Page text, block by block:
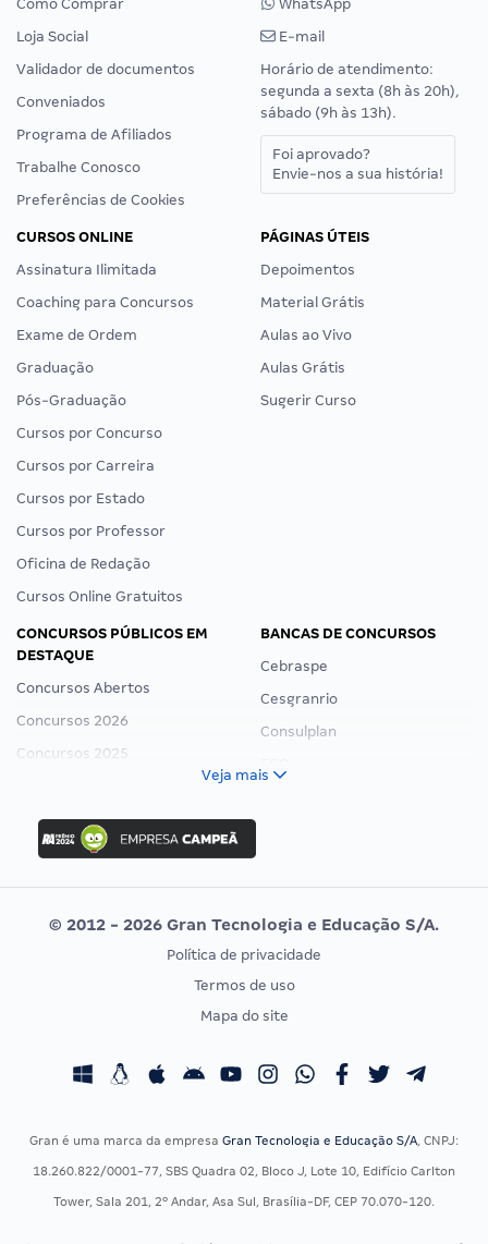
Como Comprar
Loja Social
Validador de documentos
Conveniados
Programa de Afiliados
Trabalhe Conosco
Preferências de Cookies
WhatsApp
E-mail
Horário de atendimento:
segunda a sexta (8h às 20h),
sábado (9h às 13h).
Foi aprovado?
Envie-nos a sua história!
CURSOS ONLINE
Assinatura Ilimitada
Coaching para Concursos
Exame de Ordem
Graduação
Pós-Graduação
Cursos por Concurso
Cursos por Carreira
Cursos por Estado
Cursos por Professor
Oficina de Redação
Cursos Online Gratuitos
PÁGINAS ÚTEIS
Depoimentos
Material Grátis
Aulas ao Vivo
Aulas Grátis
Sugerir Curso
CONCURSOS PÚBLICOS EM
DESTAQUE
Concursos Abertos
Concursos 2026
Concursos 2025
Concurso Ibama
Concurso MPU
Editais publicados
BANCAS DE CONCURSOS
Cebraspe
Cesgranrio
Consulplan
Vunesp
CONCURSOS POR PROFISSÃO
Concursos Fiscais
Concursos Saúde
EXAME DE ORDEM
Calendário OAB
Veja mais
© 2012 - 2026 Gran Tecnologia e Educação S/A.
Política de privacidade
Termos de uso
Mapa do site
Gran é uma marca da empresa Gran Tecnologia e Educação S/A, CNPJ:
18.260.822/0001-77, SBS Quadra 02, Bloco J, Lote 10, Edifício Carlton
Tower, Sala 201, 2º Andar, Asa Sul, Brasília-DF, CEP 70.070-120.